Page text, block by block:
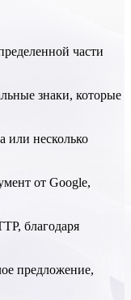
части
знаки, которые
или несколько
от Google,
благодаря
предложение,